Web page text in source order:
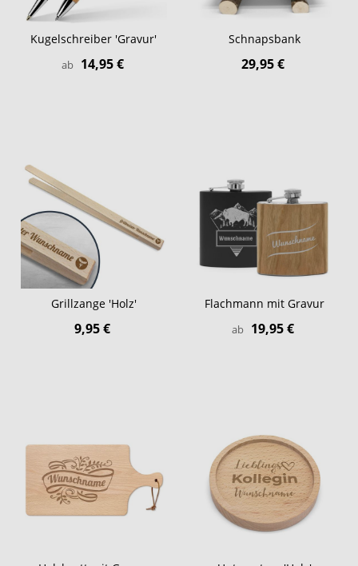
Kugelschreiber 'Gravur'
ab 14,95 €
Schnapsbank
29,95 €
Grillzange 'Holz'
9,95 €
Flachmann mit Gravur
ab 19,95 €